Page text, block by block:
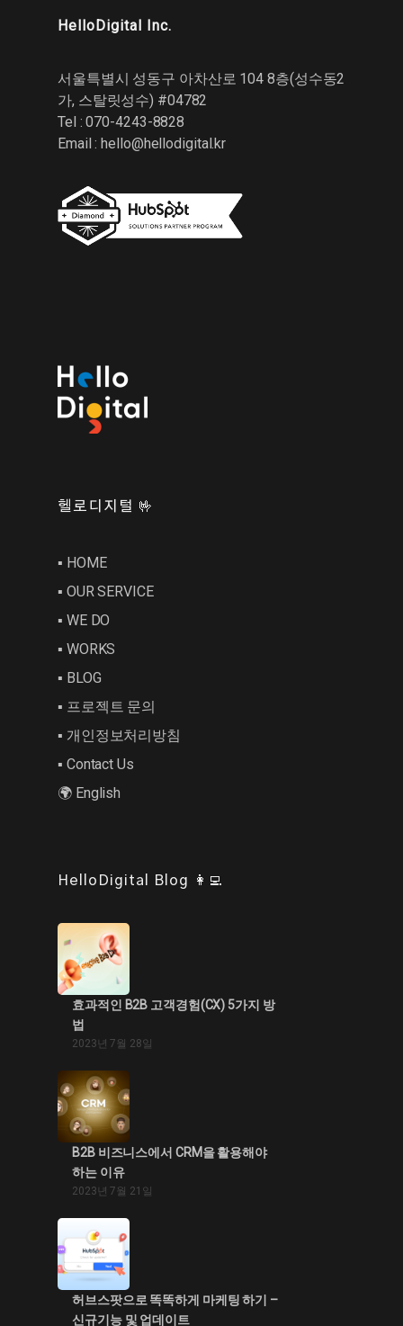
HelloDigital Inc.
서울특별시 성동구 아차산로 104 8층(성수동2
가, 스탈릿성수) #04782
Tel : 070-4243-8828
Email :hello@hellodigital.kr
헬로디지털 🤟
▪︎ HOME
▪︎ OUR SERVICE
▪︎ WE DO
▪︎ WORKS
▪︎ BLOG
▪︎ 프로젝트 문의
▪︎ 개인정보처리방침
▪︎ Contact Us
🌍 English
HelloDigital Blog 👩‍💻
효과적인 B2B 고객경험(CX) 5가지 방
법
2023년 7월 28일
B2B 비즈니스에서 CRM을 활용해야
하는 이유
2023년 7월 21일
허브스팟으로 똑똑하게 마케팅 하기 –
신규기능 및 업데이트